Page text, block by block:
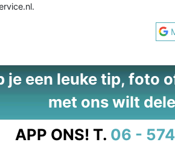
je een leuke tip, foto
met ons wilt
APP ONS! T. 06 -